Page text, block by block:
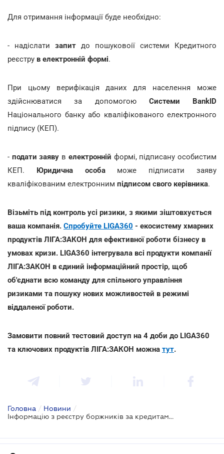
Для отримання інформації буде необхідно:
- надіслати запит до пошуковоії системи Кредитного
реєстру в електронній формі.
При цьому верифікація даних для населення може
здійснюватися за допомогою Системи BankID
Національного банку або кваліфікованого електронного
підпису (КЕП).
- подати заяву в електронній формі, підписану особистим
КЕП. Юридична особа може підписати заяву
кваліфікованим електронним підписом свого керівника.
Візьміть під контроль усі ризики, з якими зіштовхується
ваша компанія. Спробуйте LIGA360 - екосистему хмарних
продуктів ЛІГА:ЗАКОН для ефективної роботи бізнесу в
умовах кризи. LIGA360 інтегрувала всі продукти компанії
ЛІГА:ЗАКОН в єдиний інформаційний простір, щоб
об'єднати всю команду для спільного управління
ризиками та пошуку нових можливостей в режимі
віддаленої роботи.
Замовити повний тестовий доступ на 4 доби до LIGA360
та ключових продуктів ЛІГА:ЗАКОН можна тут.
Головна / Новини /
Інформацію з реєстру боржників за кредитами можна буде отримати онлайн